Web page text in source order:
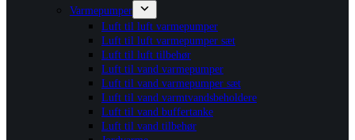
Varmepumper
Luft til luft varmepumper
Luft til luft varmepumper sæt
Luft til luft tilbehør
Luft til vand varmepumper
Luft til vand varmepumper sæt
Luft til vand varmtvandsbeholdere
Luft til vand buffertanke
Luft til vand tilbehør